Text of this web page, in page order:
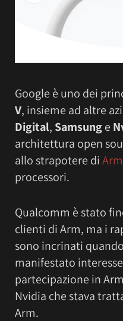
Google è uno dei
V, insieme ad altre
Digital, Samsunge
architettura open
allo strapotere diArm
processori.
Qualcomm è stato
clienti di Arm, ma i
sono incrinati
manifestato
partecipazione in
Nvidia che stava
Arm.